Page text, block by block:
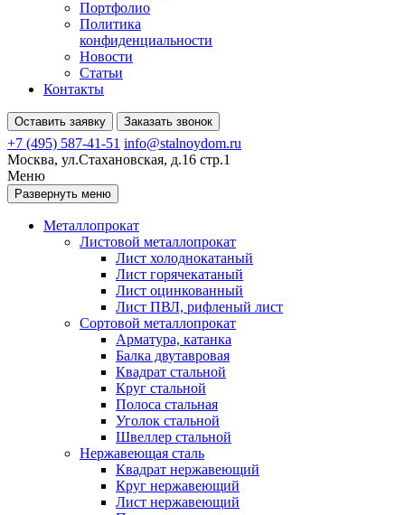
Портфолио
Политика
конфиденциальности
Новости
Статьи
Контакты
Оставить заявку Заказать звонок
+7 (495) 587-41-51 info@stalnoydom.ru
Москва, ул.Стахановская, д.16 стр.1
Меню
Развернуть меню
Металлопрокат
Листовой металлопрокат
Лист холоднокатаный
Лист горячекатаный
Лист оцинкованный
Лист ПВЛ, рифленый лист
Сортовой металлопрокат
Арматура, катанка
Балка двутавровая
Квадрат стальной
Круг стальной
Полоса стальная
Уголок стальной
Швеллер стальной
Нержавеющая сталь
Квадрат нержавеющий
Круг нержавеющий
Лист нержавеющий